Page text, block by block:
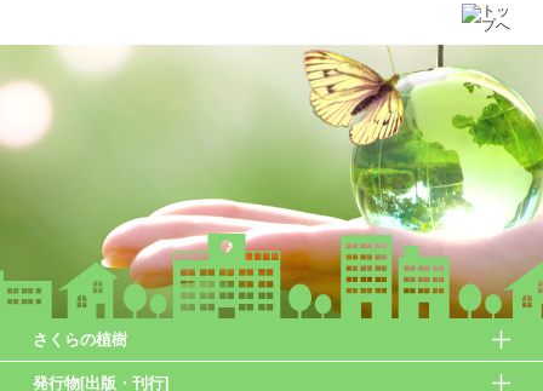
さくらの植樹
発行物[出版・刊行]